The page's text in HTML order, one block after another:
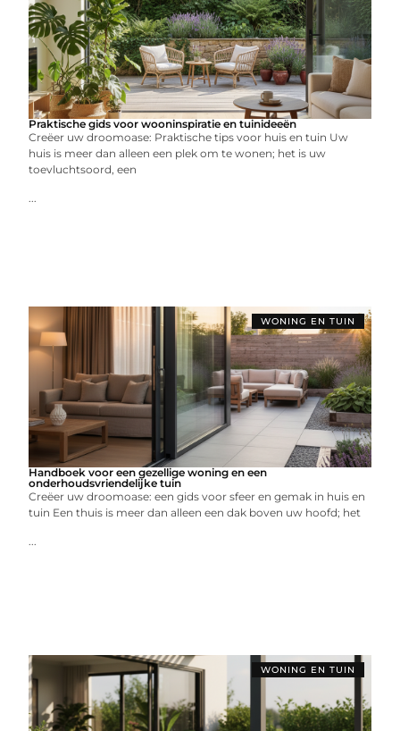
Praktische gids voor wooninspiratie en tuinideeën
Creëer uw droomoase: Praktische tips voor huis en tuin Uw
huis is meer dan alleen een plek om te wonen; het is uw
toevluchtsoord, een
...
WONING EN TUIN
Handboek voor een gezellige woning en een
onderhoudsvriendelijke tuin
Creëer uw droomoase: een gids voor sfeer en gemak in huis en
tuin Een thuis is meer dan alleen een dak boven uw hoofd; het
...
WONING EN TUIN